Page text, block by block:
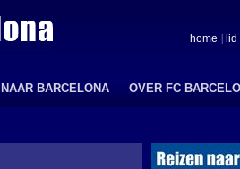
home
BARCELONA OVER FC